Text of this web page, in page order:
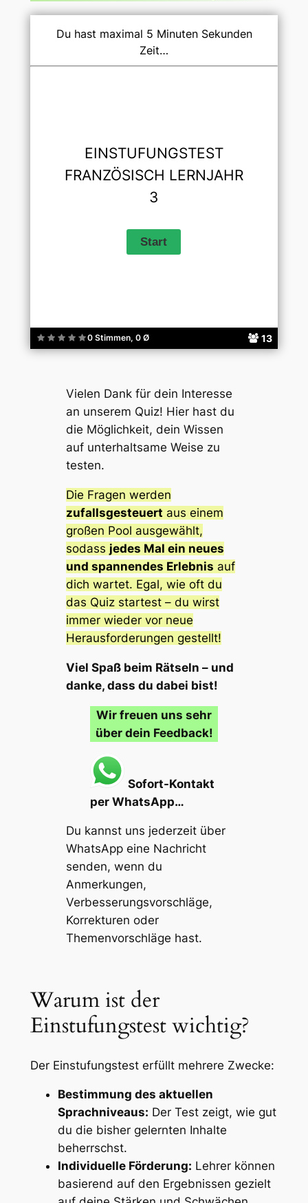
0 Stimmen, 0 Ø 13
Du hast maximal 5 Minuten Sekunden
Zeit…
EINSTUFUNGSTEST
FRANZÖSISCH LERNJAHR
3
Vielen Dank für dein Interesse
an unserem Quiz! Hier hast du
die Möglichkeit, dein Wissen
auf unterhaltsame Weise zu
testen.
Die Fragen werden
zufallsgesteuert aus einem
großen Pool ausgewählt,
sodass jedes Mal ein neues
und spannendes Erlebnis auf
dich wartet. Egal, wie oft du
das Quiz startest – du wirst
immer wieder vor neue
Herausforderungen gestellt!
Viel Spaß beim Rätseln – und
danke, dass du dabei bist!
Wir freuen uns sehr
über dein Feedback!
Sofort-Kontakt
per WhatsApp…
Du kannst uns jederzeit über
WhatsApp eine Nachricht
senden, wenn du
Anmerkungen,
Verbesserungsvorschläge,
Korrekturen oder
Themenvorschläge hast.
Warum ist der
Einstufungstest wichtig?
Der Einstufungstest erfüllt mehrere Zwecke:
Bestimmung des aktuellen
Sprachniveaus: Der Test zeigt, wie gut
du die bisher gelernten Inhalte
beherrschst.
Individuelle Förderung: Lehrer können
basierend auf den Ergebnissen gezielt